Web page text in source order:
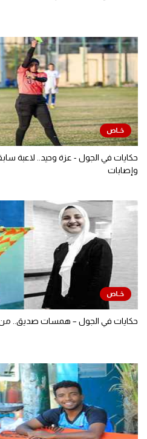
حكايات في الجول - عزة وحيد.. لاعبة
وإصابات
حكايات في الجول – همسات صديق..